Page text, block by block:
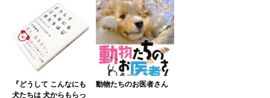
『どうして こんなにも
犬たちは 犬からもらっ
動物たちのお医者さん